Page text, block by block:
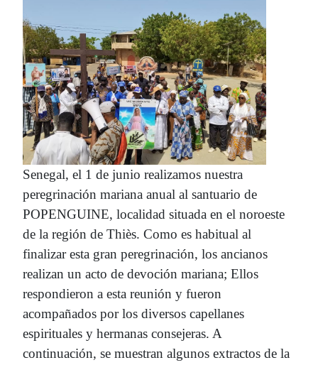
Senegal, el 1 de junio realizamos nuestra
peregrinación mariana anual al santuario de
POPENGUINE, localidad situada en el noroeste
de la región de Thiès. Como es habitual al
finalizar esta gran peregrinación, los ancianos
realizan un acto de devoción mariana; Ellos
respondieron a esta reunión y fueron
acompañados por los diversos capellanes
espirituales y hermanas consejeras. A
continuación, se muestran algunos extractos de la